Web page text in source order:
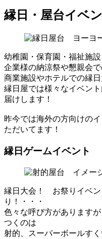
縁日・屋台イベ
幼稚園・保育園・福祉施
企業様の納涼祭や懇親会
商業施設やホテルでの縁日
縁日屋では様々なイベン
届けします！
昨今では海外の方向けの
ただいてます！
縁日ゲームイベント
縁日大会！ お祭りイベ
り！・・・
色々な呼び方があります
つくのは
射的、スーパーボールす